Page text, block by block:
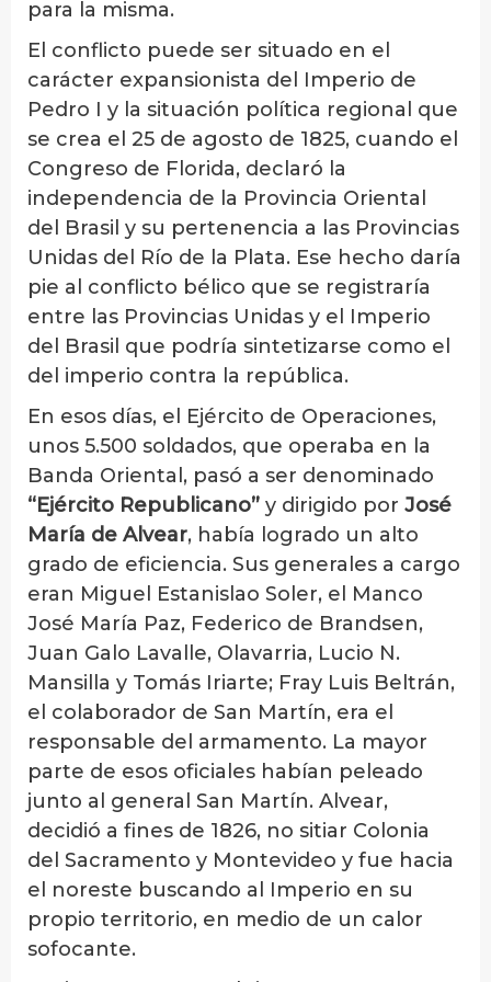
para la misma.
El conflicto puede ser situado en el
carácter expansionista del Imperio de
Pedro I y la situación política regional que
se crea el 25 de agosto de 1825, cuando el
Congreso de Florida, declaró la
independencia de la Provincia Oriental
del Brasil y su pertenencia a las Provincias
Unidas del Río de la Plata. Ese hecho daría
pie al conflicto bélico que se registraría
entre las Provincias Unidas y el Imperio
del Brasil que podría sintetizarse como el
del imperio contra la república.
En esos días, el Ejército de Operaciones,
unos 5.500 soldados, que operaba en la
Banda Oriental, pasó a ser denominado
“Ejército Republicano” y dirigido por José
María de Alvear, había logrado un alto
grado de eficiencia. Sus generales a cargo
eran Miguel Estanislao Soler, el Manco
José María Paz, Federico de Brandsen,
Juan Galo Lavalle, Olavarria, Lucio N.
Mansilla y Tomás Iriarte; Fray Luis Beltrán,
el colaborador de San Martín, era el
responsable del armamento. La mayor
parte de esos oficiales habían peleado
junto al general San Martín. Alvear,
decidió a fines de 1826, no sitiar Colonia
del Sacramento y Montevideo y fue hacia
el noreste buscando al Imperio en su
propio territorio, en medio de un calor
sofocante.